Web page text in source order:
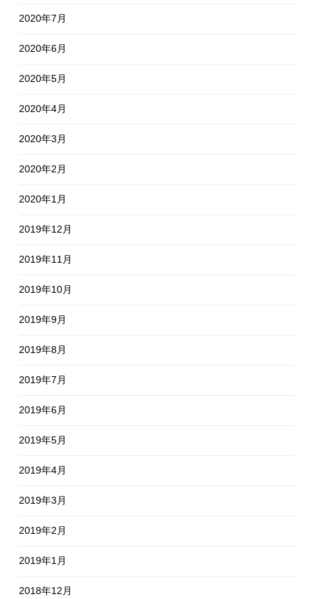
2020年7月
2020年6月
2020年5月
2020年4月
2020年3月
2020年2月
2020年1月
2019年12月
2019年11月
2019年10月
2019年9月
2019年8月
2019年7月
2019年6月
2019年5月
2019年4月
2019年3月
2019年2月
2019年1月
2018年12月